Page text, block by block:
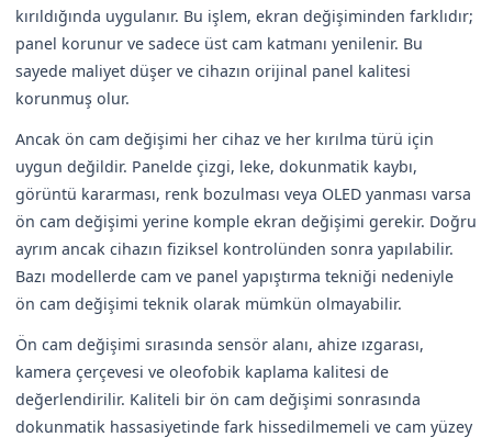
kırıldığında uygulanır. Bu işlem, ekran değişiminden farklıdır;
panel korunur ve sadece üst cam katmanı yenilenir. Bu
sayede maliyet düşer ve cihazın orijinal panel kalitesi
korunmuş olur.
Ancak ön cam değişimi her cihaz ve her kırılma türü için
uygun değildir. Panelde çizgi, leke, dokunmatik kaybı,
görüntü kararması, renk bozulması veya OLED yanması varsa
ön cam değişimi yerine komple ekran değişimi gerekir. Doğru
ayrım ancak cihazın fiziksel kontrolünden sonra yapılabilir.
Bazı modellerde cam ve panel yapıştırma tekniği nedeniyle
ön cam değişimi teknik olarak mümkün olmayabilir.
Ön cam değişimi sırasında sensör alanı, ahize ızgarası,
kamera çerçevesi ve oleofobik kaplama kalitesi de
değerlendirilir. Kaliteli bir ön cam değişimi sonrasında
dokunmatik hassasiyetinde fark hissedilmemeli ve cam yüzey